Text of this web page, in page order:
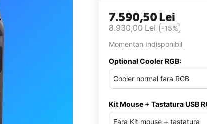
7.590,50Lei
8.930,00 Lei
-15%
Momentan Indisponibil
Optional Cooler RGB:
Kit Mouse + Tastatura USB